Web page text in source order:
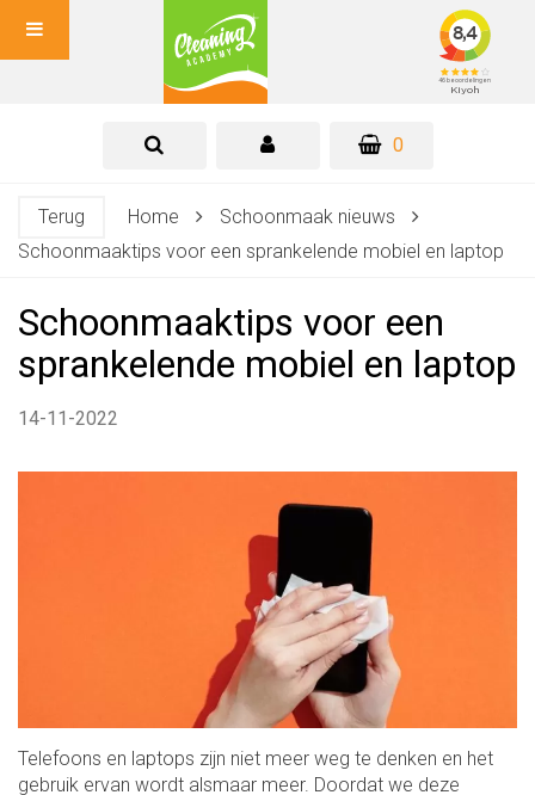
0
Terug Home
Schoonmaak nieuws
Schoonmaaktips voor een sprankelende mobiel en laptop
Schoonmaaktips voor een
sprankelende mobiel en laptop
14-11-2022
Telefoons en laptops zijn niet meer weg te denken en het
gebruik ervan wordt alsmaar meer. Doordat we deze